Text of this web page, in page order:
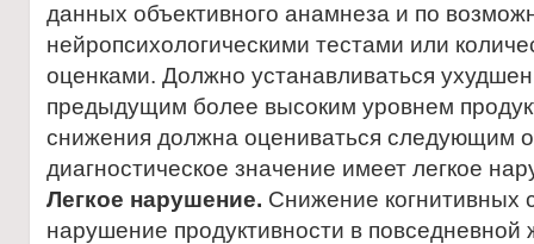
данных объективного анамнеза и по
нейропсихологическими тестами или
оценками. Должно устанавливаться
предыдущим более высоким уровнем
снижения должна оцениваться следующим
диагностическое значение имеет легкое
Легкое нарушение. Снижение когнитивных
нарушение продуктивности в повседневной